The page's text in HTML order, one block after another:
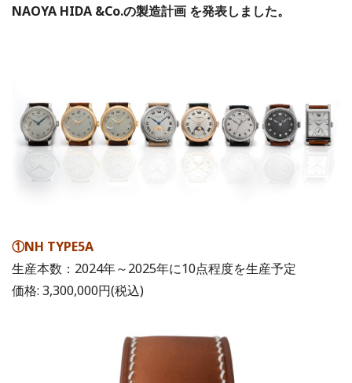
NAOYA HIDA &Co.の製造計画 を発表しました。
①NH TYPE5A
生産本数：2024年～2025年に10点程度を生産予定
価格: 3,300,000円(税込)